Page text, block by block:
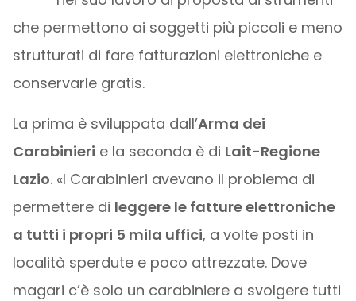
che permettono ai soggetti più piccoli e meno
strutturati di fare fatturazioni elettroniche e
conservarle gratis.
La prima è sviluppata dall’Arma dei
Carabinieri e la seconda è di Lait-Regione
Lazio. «I Carabinieri avevano il problema di
permettere di leggere le fatture elettroniche
a tutti i propri 5 mila uffici, a volte posti in
località sperdute e poco attrezzate. Dove
magari c’è solo un carabiniere a svolgere tutti